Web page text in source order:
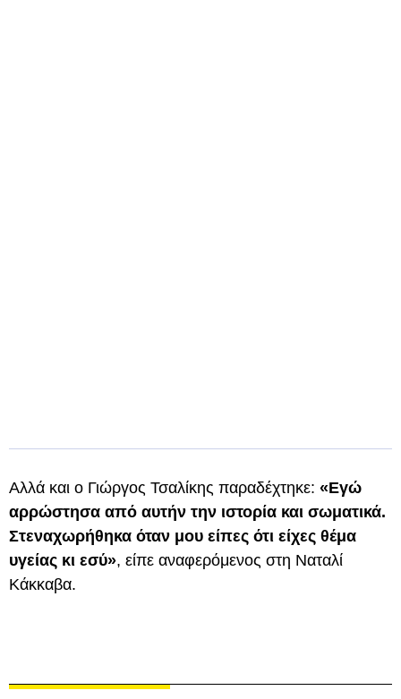
Αλλά και ο Γιώργος Τσαλίκης παραδέχτηκε: «Εγώ
αρρώστησα από αυτήν την ιστορία και σωματικά.
Στεναχωρήθηκα όταν μου είπες ότι είχες θέμα
υγείας κι εσύ», είπε αναφερόμενος στη Ναταλί
Κάκκαβα.